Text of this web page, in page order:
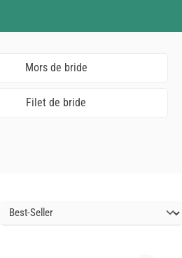
Mors de bride
Filet de bride